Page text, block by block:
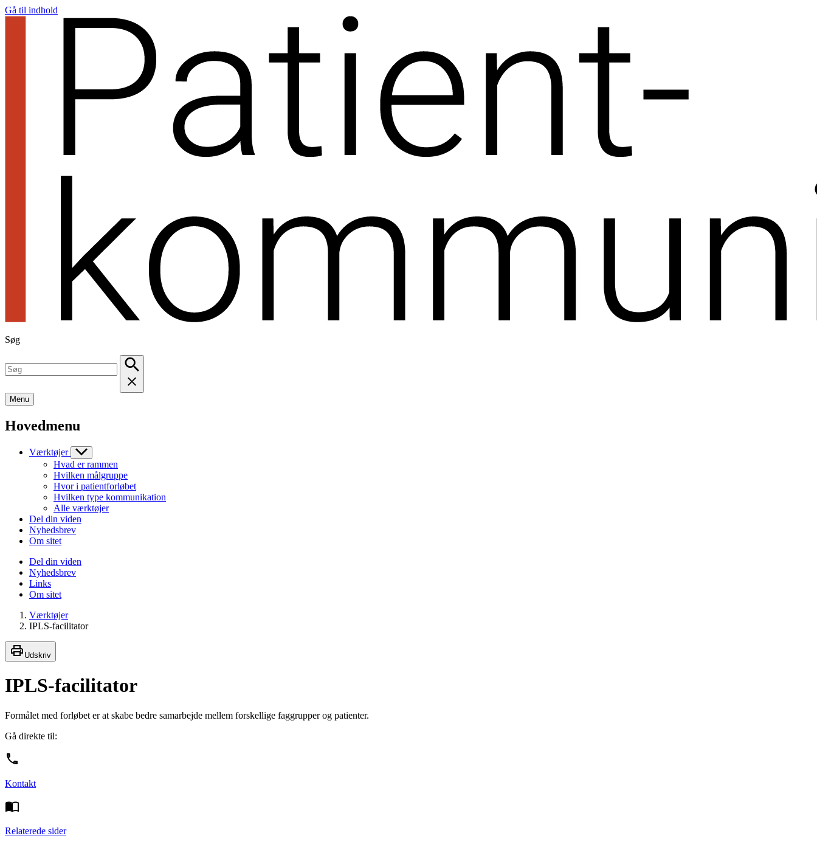
Gå til indhold
Søg
Menu
Hovedmenu
Værktøjer
Hvad er rammen
Hvilken målgruppe
Hvor i patientforløbet
Hvilken type kommunikation
Alle værktøjer
Del din viden
Nyhedsbrev
Om sitet
Del din viden
Nyhedsbrev
Links
Om sitet
Værktøjer
IPLS-facilitator
Udskriv
IPLS-facilitator
Formålet med forløbet er at skabe bedre samarbejde mellem forskellige faggrupper og patienter.
Gå direkte til:
Kontakt
Relaterede sider